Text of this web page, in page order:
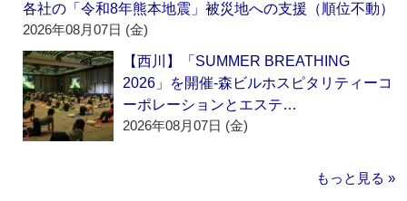
各社の「令和8年熊本地震」被災地への支援（順位不動）
2026年08月07日 (金)
【西川】「SUMMER BREATHING
2026」を開催‐森ビルホスピタリティーコ
ーポレーションとエステ…
2026年08月07日 (金)
もっと見る »